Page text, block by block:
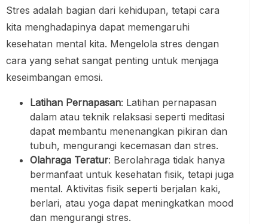
Stres adalah bagian dari kehidupan, tetapi cara
kita menghadapinya dapat memengaruhi
kesehatan mental kita. Mengelola stres dengan
cara yang sehat sangat penting untuk menjaga
keseimbangan emosi.
Latihan Pernapasan: Latihan pernapasan
dalam atau teknik relaksasi seperti meditasi
dapat membantu menenangkan pikiran dan
tubuh, mengurangi kecemasan dan stres.
Olahraga Teratur: Berolahraga tidak hanya
bermanfaat untuk kesehatan fisik, tetapi juga
mental. Aktivitas fisik seperti berjalan kaki,
berlari, atau yoga dapat meningkatkan mood
dan mengurangi stres.